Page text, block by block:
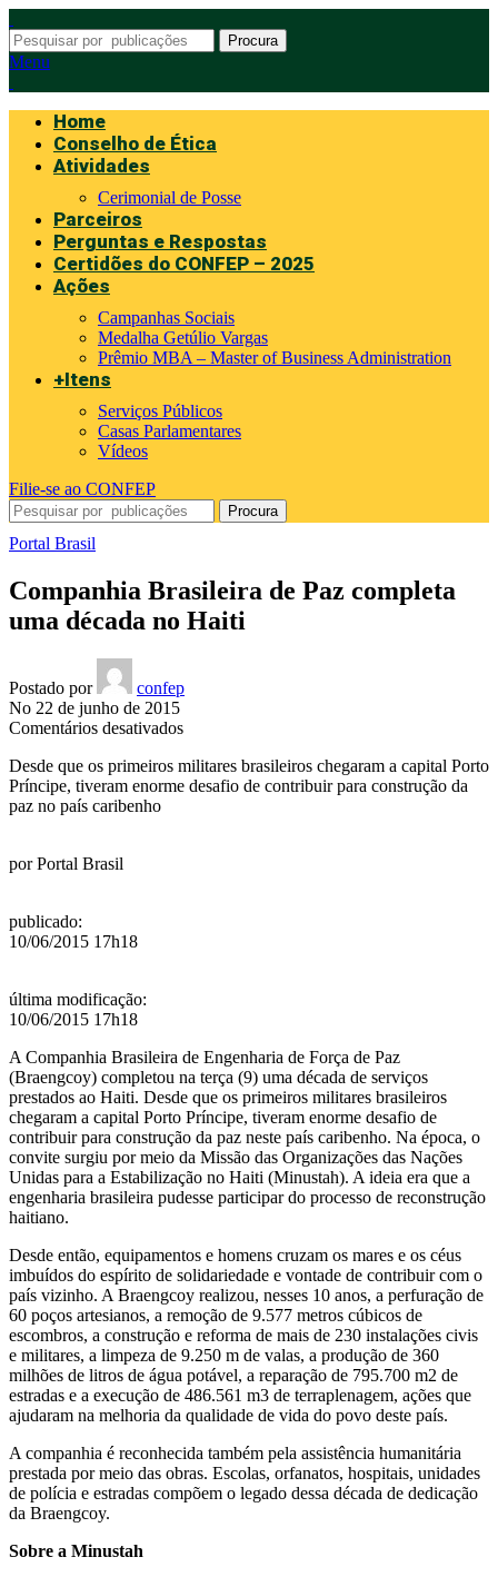
Procura
Menu
Home
Conselho de Ética
Atividades
Cerimonial de Posse
Parceiros
Perguntas e Respostas
Certidões do CONFEP – 2025
Ações
Campanhas Sociais
Medalha Getúlio Vargas
Prêmio MBA – Master of Business Administration
+Itens
Serviços Públicos
Casas Parlamentares
Vídeos
Filie-se ao CONFEP
Procura
Portal Brasil
Companhia Brasileira de Paz completa
uma década no Haiti
Postado por
confep
No 22 de junho de 2015
Comentários desativadosem
Brasileira
de
Desde que os primeiros militares brasileiros chegaram a capital Porto
Príncipe, tiveram enorme desafio de contribuir para construção da
paz no país caribenho
porPortal Brasil
publicado:
10/06/2015 17h18
última modificação:
10/06/2015 17h18
A Companhia Brasileira de Engenharia de Força de Paz
(Braengcoy) completou na terça (9) uma década de serviços
prestados ao Haiti. Desde que os primeiros militares brasileiros
chegaram a capital Porto Príncipe, tiveram enorme desafio de
contribuir para construção da paz neste país caribenho. Na época, o
convite surgiu por meio da Missão das Organizações das Nações
Unidas para a Estabilização no Haiti (Minustah). A ideia era que a
engenharia brasileira pudesse participar do processo de reconstrução
haitiano.
Desde então, equipamentos e homens cruzam os mares e os céus
imbuídos do espírito de solidariedade e vontade de contribuir com o
país vizinho. A Braengcoy realizou, nesses 10 anos, a perfuração de
60 poços artesianos, a remoção de 9.577 metros cúbicos de
escombros, a construção e reforma de mais de 230 instalações civis
e militares, a limpeza de 9.250 m de valas, a produção de 360
milhões de litros de água potável, a reparação de 795.700 m2 de
estradas e a execução de 486.561 m3 de terraplenagem, ações que
ajudaram na melhoria da qualidade de vida do povo deste país.
A companhia é reconhecida também pela assistência humanitária
prestada por meio das obras. Escolas, orfanatos, hospitais, unidades
de polícia e estradas compõem o legado dessa década de dedicação
da Braengcoy.
Sobre a Minustah